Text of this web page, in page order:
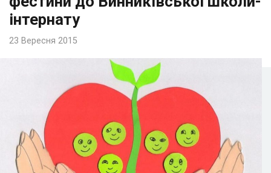
інтернату
23 Вересня 2015